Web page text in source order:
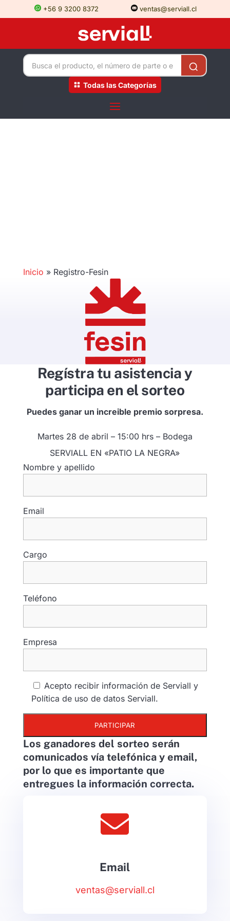
+56 9 3200 8372 ventas@serviall.cl
Todas las Categorías
Inicio » Registro-Fesin
Regístra tu asistencia y
participa en el sorteo
Puedes ganar un increible premio sorpresa.
Martes 28 de abril – 15:00 hrs – Bodega
SERVIALL EN «PATIO LA NEGRA»
Nombre y apellido
Email
Cargo
Teléfono
Empresa
Acepto recibir información de Serviall y
Política de uso de datos Serviall.
Los ganadores del sorteo serán
comunicados vía telefónica y email,
por lo que es importante que
entregues la información correcta.

Email
ventas@serviall.cl